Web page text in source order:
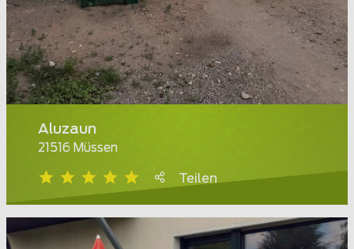
Aluzaun
21516 Müssen
Teilen